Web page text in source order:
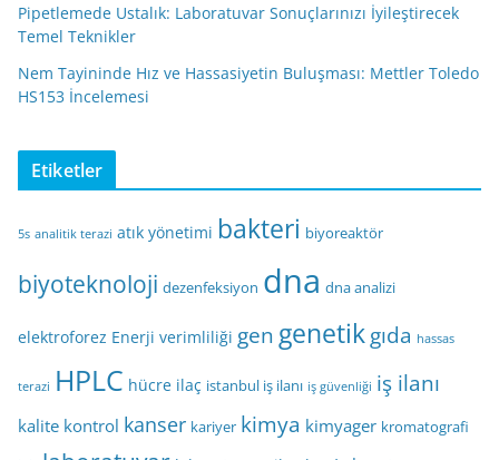
Pipetlemede Ustalık: Laboratuvar Sonuçlarınızı İyileştirecek
Temel Teknikler
Nem Tayininde Hız ve Hassasiyetin Buluşması: Mettler Toledo
HS153 İncelemesi
Etiketler
5s analitik terazi atık yönetimi bakteri biyoreaktör
biyoteknoloji dezenfeksiyon dna dna analizi
elektroforez Enerji verimliliği gen genetikgıda hassas
terazi HPLC hücre ilaç istanbul iş ilanı iş güvenliği iş ilanı
kalite kontrol kanser kariyer kimya kimyager kromatografi